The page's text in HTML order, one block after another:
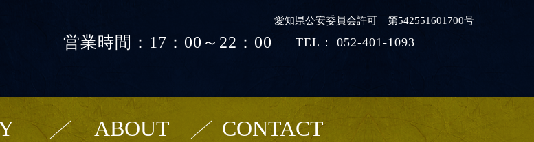
愛知県公安委員会許可 第542551601700号
営業時間：17：00～22：00 TEL： 052-401-1093
ABOUT CONTACT